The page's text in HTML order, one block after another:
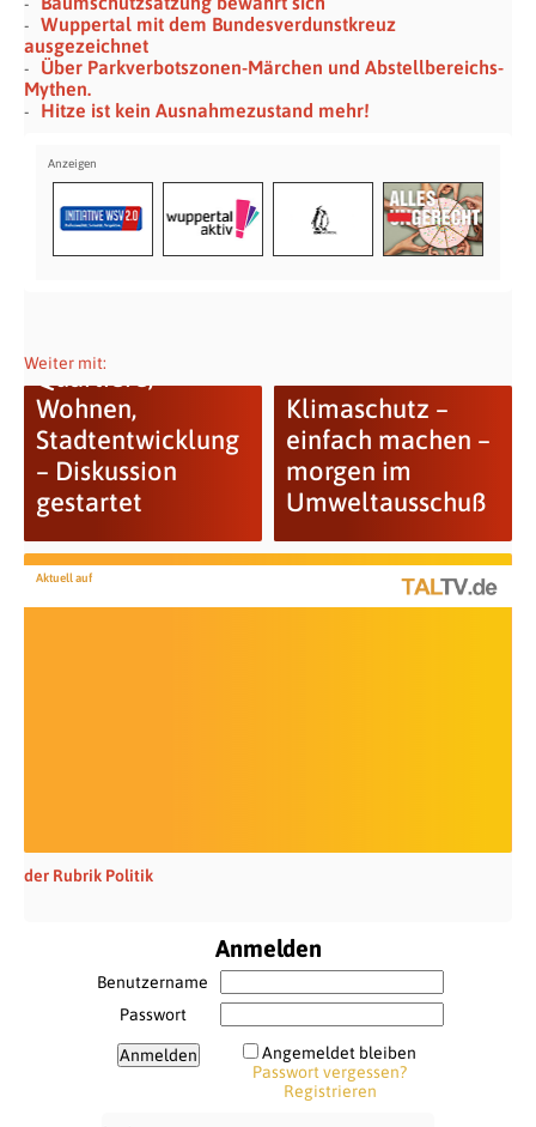
Wuppertal mit dem Bundesverdunstkreuz
ausgezeichnet
Über Parkverbotszonen-Märchen und Abstellbereichs-
Mythen.
Hitze ist kein Ausnahmezustand mehr!
Weiter mit:
Quartiere,
Wohnen,
Stadtentwicklung
– Diskussion
gestartet
Klimaschutz –
einfach machen –
morgen im
Umweltausschuß
Aktuell auf
der Rubrik Politik
Anmelden
Benutzername
Passwort
Angemeldet bleiben
Passwort vergessen?
Registrieren